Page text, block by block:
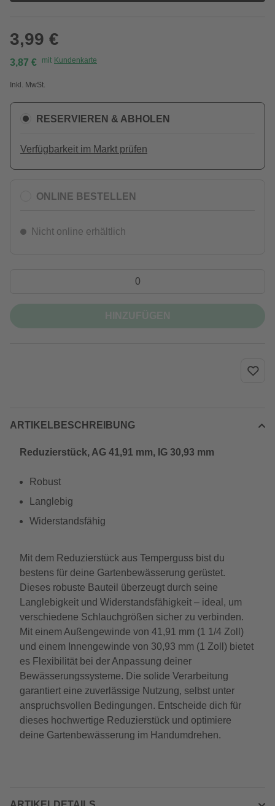
3,99 €
3,87 € mit Kundenkarte
Inkl. MwSt.
RESERVIEREN & ABHOLEN
Verfügbarkeit im Markt prüfen
ONLINE BESTELLEN
Nicht online erhältlich
ARTIKELBESCHREIBUNG
Reduzierstück, AG 41,91 mm, IG 30,93 mm
Robust
Langlebig
Widerstandsfähig
Mit dem Reduzierstück aus Temperguss bist du
bestens für deine Gartenbewässerung gerüstet.
Dieses robuste Bauteil überzeugt durch seine
Langlebigkeit und Widerstandsfähigkeit – ideal, um
verschiedene Schlauchgrößen sicher zu verbinden.
Mit einem Außengewinde von 41,91 mm (1 1/4 Zoll)
und einem Innengewinde von 30,93 mm (1 Zoll) bietet
es Flexibilität bei der Anpassung deiner
Bewässerungssysteme. Die solide Verarbeitung
garantiert eine zuverlässige Nutzung, selbst unter
anspruchsvollen Bedingungen. Entscheide dich für
dieses hochwertige Reduzierstück und optimiere
deine Gartenbewässerung im Handumdrehen.